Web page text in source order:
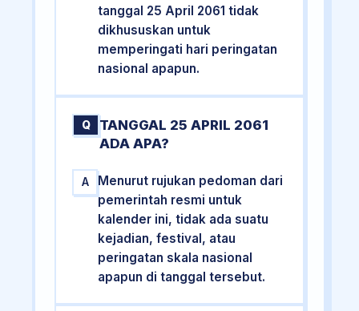
tanggal 25 April 2061 tidak
dikhususkan untuk
memperingati hari peringatan
nasional apapun.
Q
TANGGAL 25 APRIL 2061
ADA APA?
A
Menurut rujukan pedoman dari
pemerintah resmi untuk
kalender ini, tidak ada suatu
kejadian, festival, atau
peringatan skala nasional
apapun di tanggal tersebut.